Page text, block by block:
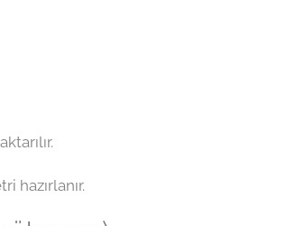
hazırlanır.